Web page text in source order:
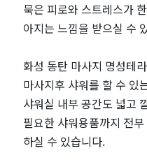
묵은 피로와 스트레스가
아지는 느낌을 받으실 수
화성 동탄 마사지 명성테
마사지후 샤워를 할 수 있
샤워실 내부 공간도 넓고
필요한 샤워용품까지 전
하실 수 있습니다.